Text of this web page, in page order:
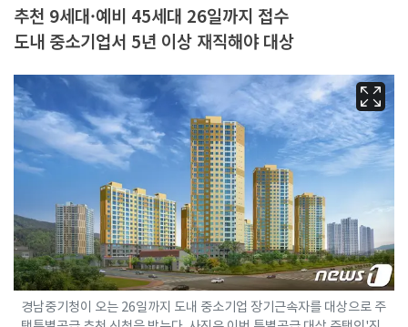
추천 9세대·예비 45세대 26일까지 접수
도내 중소기업서 5년 이상 재직해야 대상
경남중기청이 오는 26일까지 도내 중소기업 장기근속자를 대상으로 주